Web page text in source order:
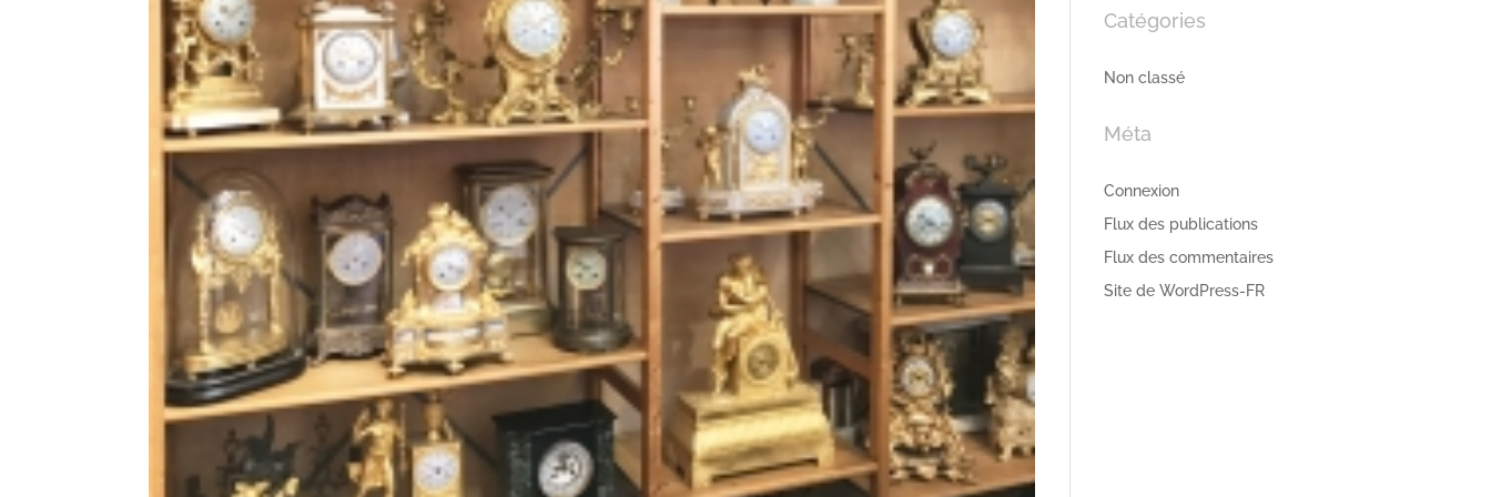
Catégories
Non classé
Méta
Connexion
Flux des publications
Flux des commentaires
Site de WordPress-FR